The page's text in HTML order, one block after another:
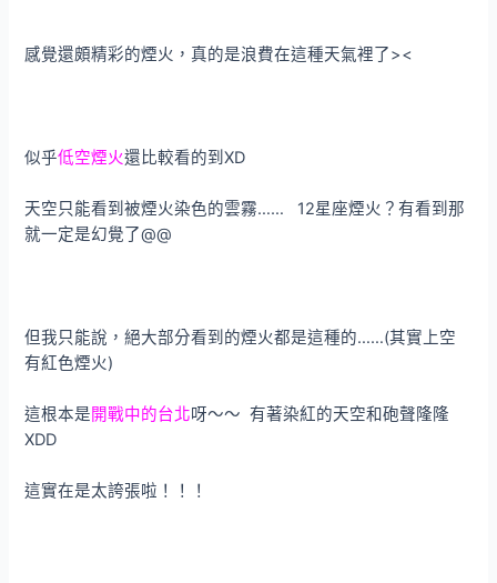
感覺還頗精彩的煙火，真的是浪費在這種天氣裡了><
似乎低空煙火還比較看的到XD
天空只能看到被煙火染色的雲霧…… 12星座煙火？有看到那
就一定是幻覺了@@
但我只能說，絕大部分看到的煙火都是這種的……(其實上空
有紅色煙火)
這根本是開戰中的台北呀～～ 有著染紅的天空和砲聲隆隆
XDD
這實在是太誇張啦！！！